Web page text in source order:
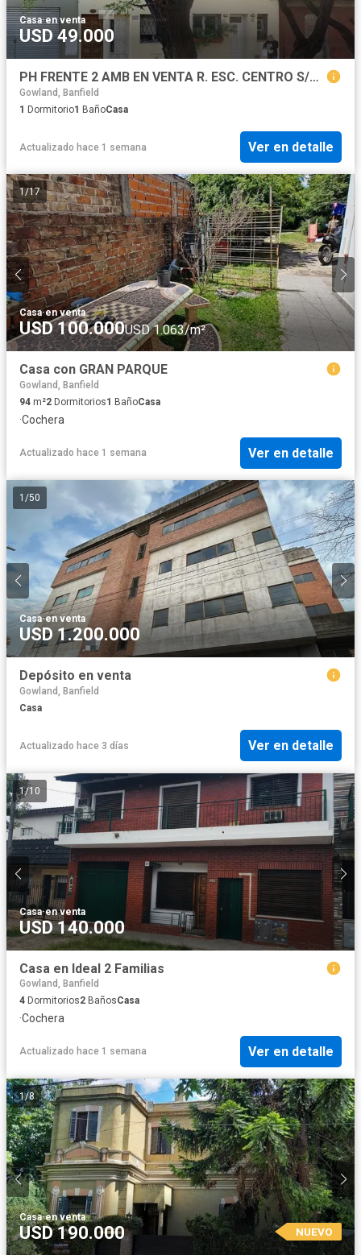
Casa·en venta
USD 49.000
PH FRENTE 2 AMB EN VENTA R. ESC. CENTRO S/EXPENSAS
Gowland, Banfield
1 Dormitorio1 BañoCasa
Actualizado hace 1 semana Ver en detalle
1/17
Casa·en venta
USD 100.000USD 1.063/m²
Casa con GRAN PARQUE
Gowland, Banfield
94 m²2 Dormitorios1 BañoCasa
·Cochera
Actualizado hace 1 semana Ver en detalle
1 /50
Casa·en venta
USD 1.200.000
Depósito en venta
Gowland, Banfield
Casa
Actualizado hace 3 días Ver en detalle
1/10
Casa·en venta
USD 140.000
Casa en Ideal 2 Familias
Gowland, Banfield
4 Dormitorios2 BañosCasa
·Cochera
Actualizado hace 1 semana Ver en detalle
1/8
Casa·en venta
USD 190.000 NUEVO